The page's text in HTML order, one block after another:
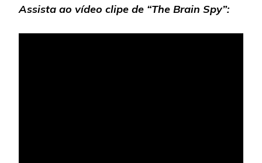
Assista ao vídeo clipe de “The Brain Spy”: